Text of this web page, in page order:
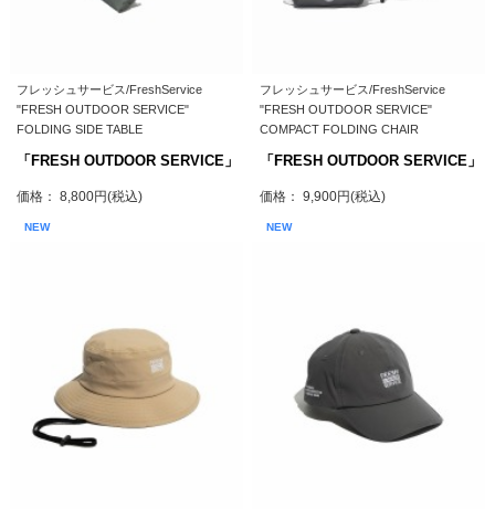
フレッシュサービス/FreshService
"FRESH OUTDOOR SERVICE"
FOLDING SIDE TABLE
「FRESH OUTDOOR SERVICE」
価格： 8,800円(税込)
フレッシュサービス/FreshService
"FRESH OUTDOOR SERVICE"
COMPACT FOLDING CHAIR
「FRESH OUTDOOR SERVICE」
価格： 9,900円(税込)
NEW NEW